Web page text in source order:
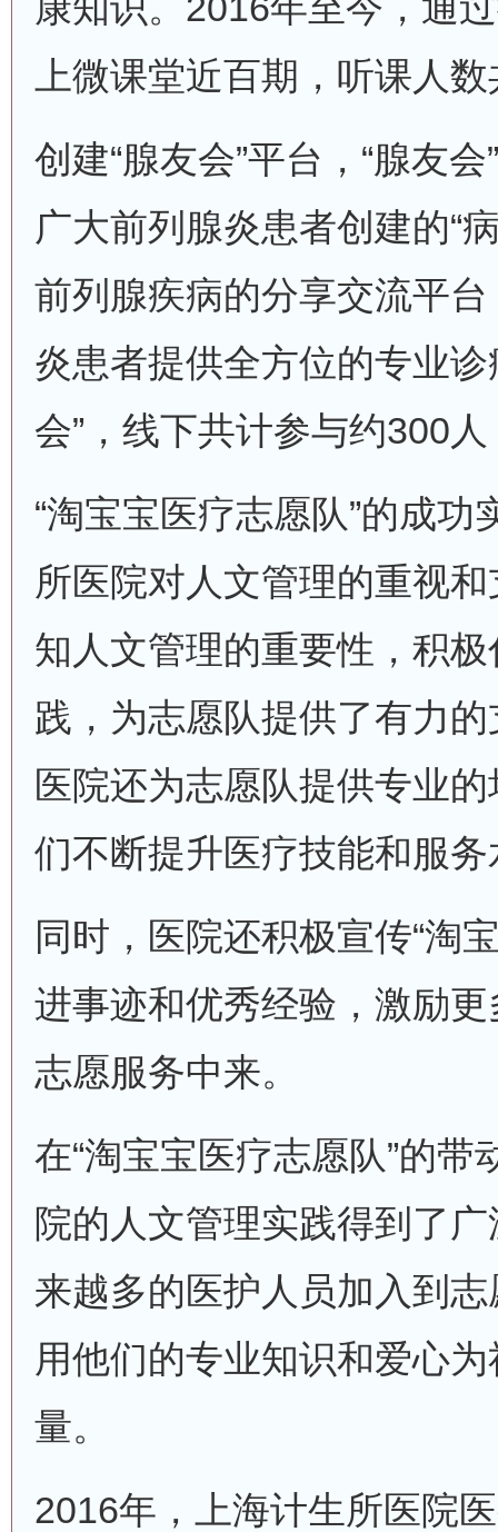
上微课堂近百期，听课人
创建“腺友会”平台，“腺友
广大前列腺炎患者创建的“
前列腺疾病的分享交流平
炎患者提供全方位的专业
会”，线下共计参与约300
“淘宝宝医疗志愿队”的成
所医院对人文管理的重视
知人文管理的重要性，积
践，为志愿队提供了有力
医院还为志愿队提供专业
们不断提升医疗技能和服
同时，医院还积极宣传“淘
进事迹和优秀经验，激励
志愿服务中来。
在“淘宝宝医疗志愿队”的带
院的人文管理实践得到了
来越多的医护人员加入到
用他们的专业知识和爱心
量。
2016年，上海计生所医院